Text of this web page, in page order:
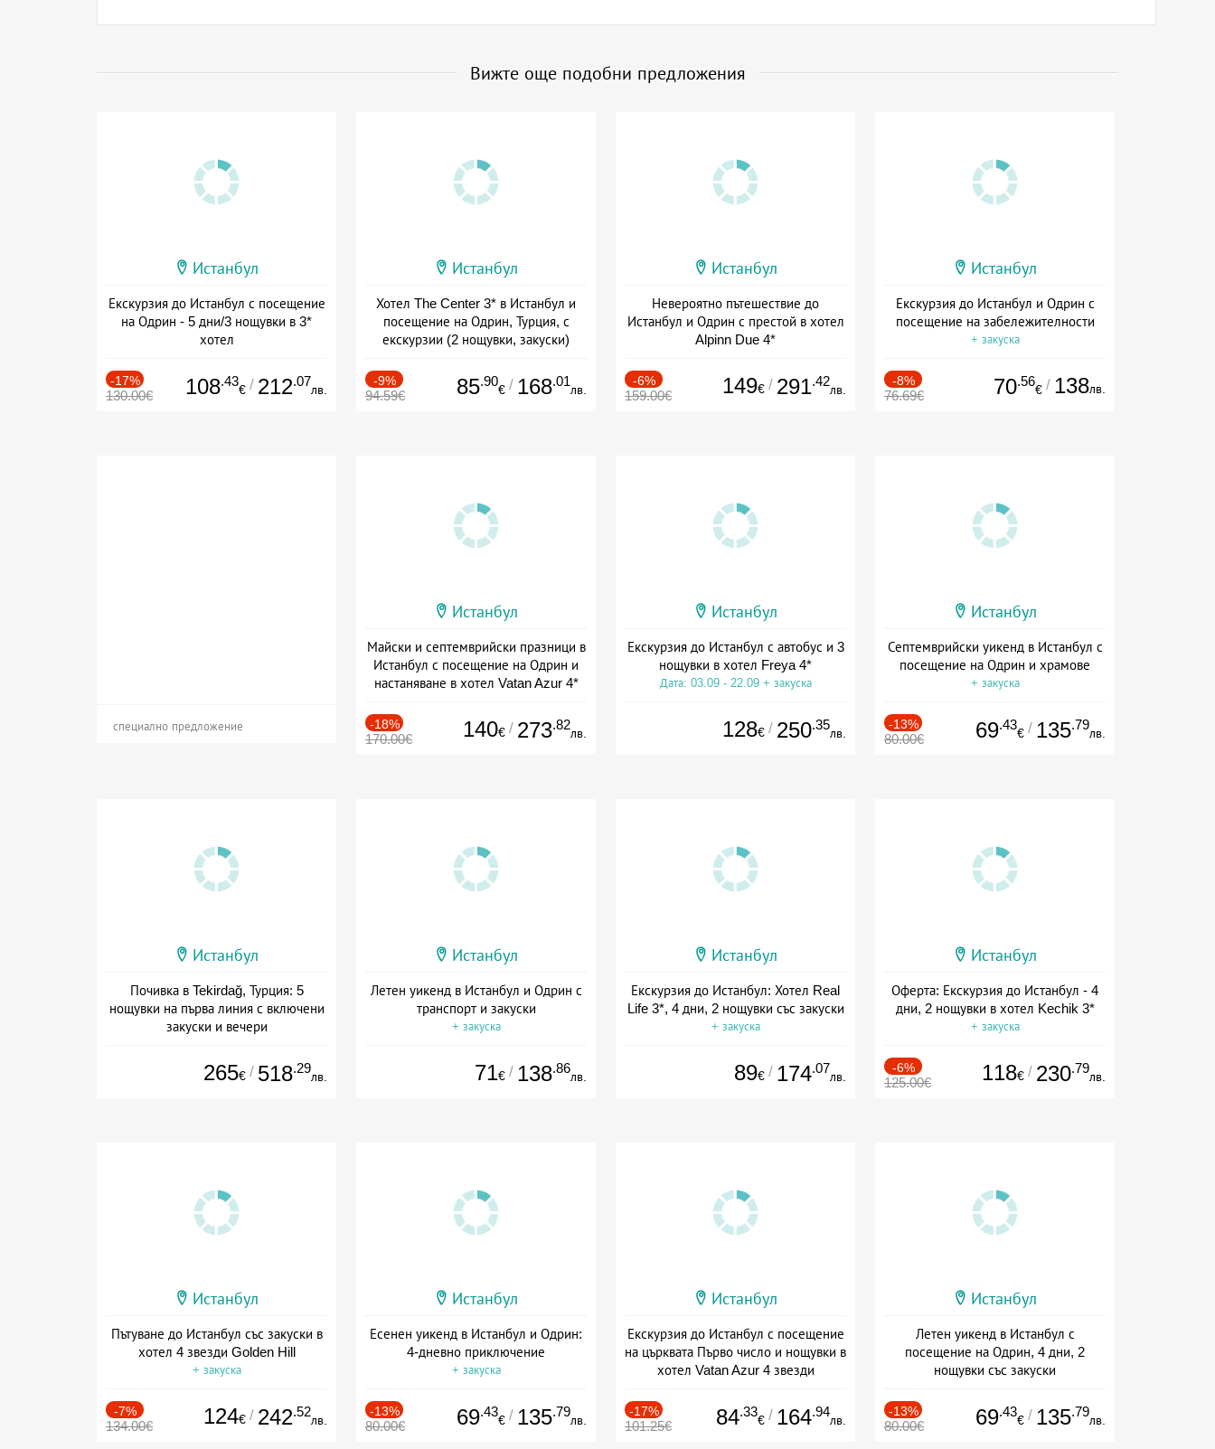
Вижте още подобни предложения
Истанбул
Екскурзия до Истанбул с посещение
на Одрин - 5 дни/3 нощувки в 3*
хотел
-17%
130.00€ 108.43
€ / 212.07
лв.
Истанбул
Хотел The Center 3* в Истанбул и
посещение на Одрин, Турция, с
екскурзии (2 нощувки, закуски)
-9%
94.59€ 85.90
€ / 168.01
лв.
Истанбул
Невероятно пътешествие до
Истанбул и Одрин с престой в хотел
Alpinn Due 4*
-6%
159.00€ 149€ / 291.42
лв.
Истанбул
Екскурзия до Истанбул и Одрин с
посещение на забележителности
+ закуска
-8%
76.69€ 70.56
€ / 138лв.
специално предложение
Истанбул
Майски и септемврийски празници в
Истанбул с посещение на Одрин и
настаняване в хотел Vatan Azur 4*
-18%
170.00€ 140€ / 273.82
лв.
Истанбул
Екскурзия до Истанбул с автобус и 3
нощувки в хотел Freya 4*
Дата: 03.09 - 22.09 + закуска
128€ / 250.35
лв.
Истанбул
Септемврийски уикенд в Истанбул с
посещение на Одрин и храмове
+ закуска
-13%
80.00€ 69.43
€ / 135.79
лв.
Истанбул
Почивка в Tekirdağ, Турция: 5
нощувки на първа линия с включени
закуски и вечери
265€ / 518.29
лв.
Истанбул
Летен уикенд в Истанбул и Одрин с
транспорт и закуски
+ закуска
71€ / 138.86
лв.
Истанбул
Екскурзия до Истанбул: Хотел Real
Life 3*, 4 дни, 2 нощувки със закуски
+ закуска
89€ / 174.07
лв.
Истанбул
Оферта: Екскурзия до Истанбул - 4
дни, 2 нощувки в хотел Kechik 3*
+ закуска
-6%
125.00€ 118€ / 230.79
лв.
Истанбул
Пътуване до Истанбул със закуски в
хотел 4 звезди Golden Hill
+ закуска
-7%
134.00€ 124€ / 242.52
лв.
Истанбул
Есенен уикенд в Истанбул и Одрин:
4-дневно приключение
+ закуска
-13%
80.00€ 69.43
€ / 135.79
лв.
Истанбул
Екскурзия до Истанбул с посещение
на църквата Първо число и нощувки в
хотел Vatan Azur 4 звезди
-17%
101.25€ 84.33
€ / 164.94
лв.
Истанбул
Летен уикенд в Истанбул с
посещение на Одрин, 4 дни, 2
нощувки със закуски
-13%
80.00€ 69.43
€ / 135.79
лв.